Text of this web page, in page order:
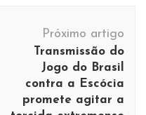
Próximo artigo
Transmissão do
Jogo do Brasil
contra a Escócia
promete agitar a